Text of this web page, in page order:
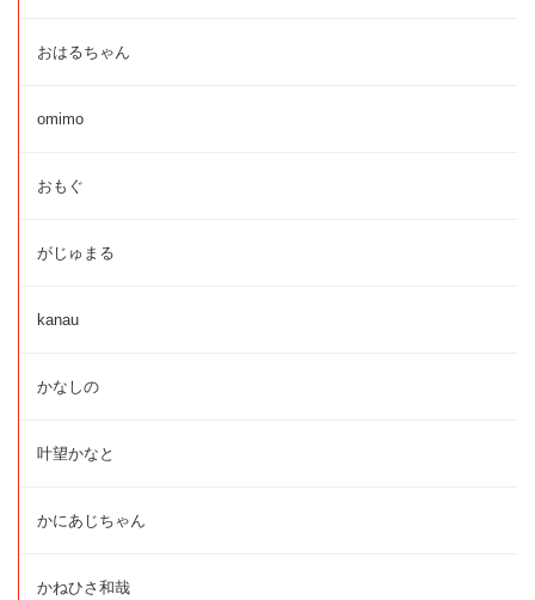
おはるちゃん
omimo
おもぐ
がじゅまる
kanau
かなしの
叶望かなと
かにあじちゃん
かねひさ和哉